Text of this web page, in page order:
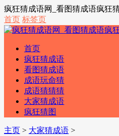
疯狂猜成语网_看图猜成语疯狂
首页 标签页
首页
疯狂猜成语
看图猜成语
成语玩命猜
成语猜猜猜
大家猜成语
疯狂猜图
主页 > 大家猜成语 >